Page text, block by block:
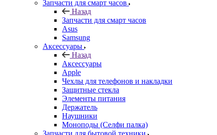
Samsung
Аксессуары
Назад
Аксессуары
Apple
Чехлы для телефонов и накладки
Защитные стекла
Элементы питания
Держатель
Наушники
Моноподы (Селфи палка)
Запчасти для бытовой техники
Назад
Запчасти для бытовой техники
Запчасти для блендеров и миксеров